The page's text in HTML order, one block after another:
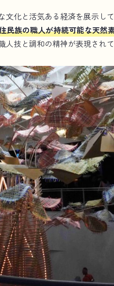
文化と活気ある経済を展示し
民族の職人が持続可能な天然
技と調和の精神が表現されて